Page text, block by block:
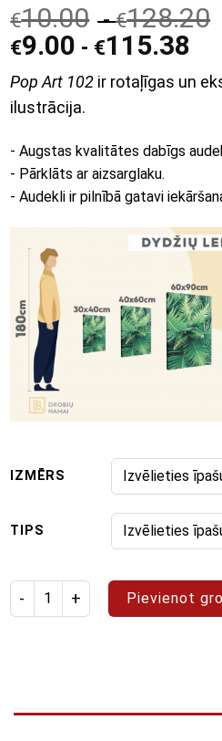
€10.00 -€128.20
€9.00 - €115.38
Pop Art 102 ir rotaļīgas un
ilustrācija.
- Augstas kvalitātes dabīgs
- Pārklāts ar aizsarglaku.
- Audekli ir pilnībā gatavi
IZMĒRS
TIPS
Izstrādājuma daudzums: glezna
Pievienot